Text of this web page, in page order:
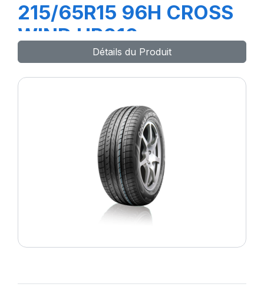
215/65R15 96H CROSS
WIND HP010
Détails du Produit